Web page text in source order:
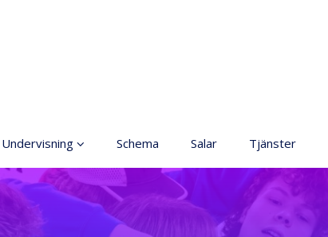
Undervisning
Allmänt
Anmälning
Schema Salar Tjänster